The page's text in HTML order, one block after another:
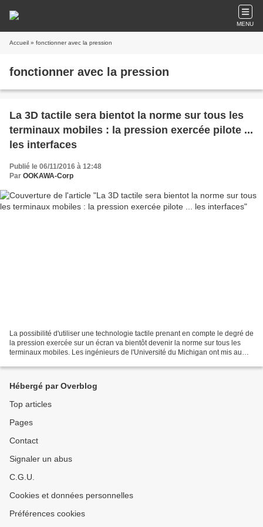
MENU
Accueil » fonctionner avec la pression
fonctionner avec la pression
La 3D tactile sera bientot la norme sur tous les
terminaux mobiles : la pression exercée pilote ...
les interfaces
Publié le 06/11/2016 à 12:48
Par OOKAWA-Corp
La possibilité d'utiliser une technologie tactile prenant en compte le degré de
la pression exercée sur un écran va bientôt devenir la norme sur tous les
terminaux mobiles. Les ingénieurs de l'Université du Michigan ont mis au
Hébergé par Overblog
Top articles
Pages
Contact
Signaler un abus
C.G.U.
Cookies et données personnelles
Préférences cookies